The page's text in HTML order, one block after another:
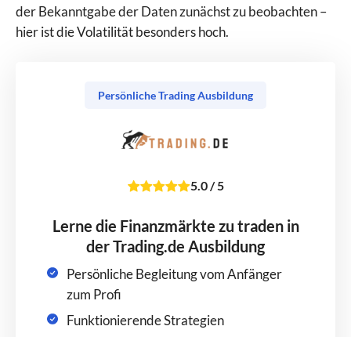
der Bekanntgabe der Daten zunächst zu beobachten –
hier ist die Volatilität besonders hoch.
Persönliche Trading Ausbildung
5.0/5
Lerne die Finanzmärkte zu traden in
der Trading.de Ausbildung
Persönliche Begleitung vom Anfänger
zum Profi
Funktionierende Strategien